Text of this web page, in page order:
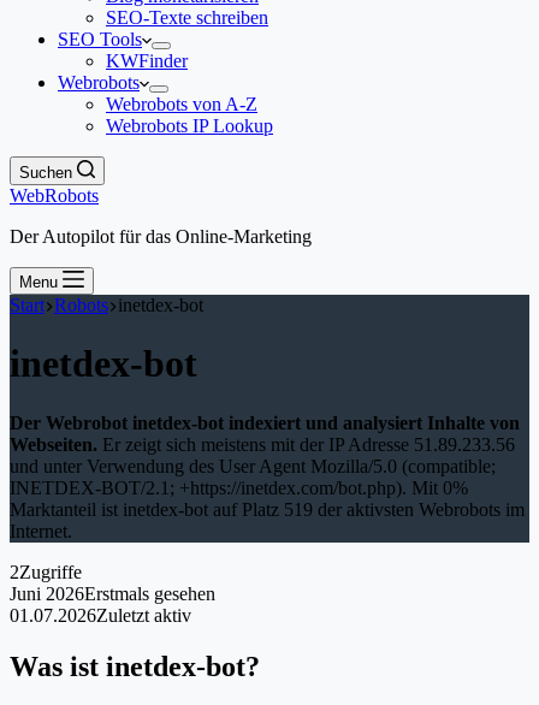
SEO-Texte schreiben
SEO Tools
KWFinder
Webrobots
Webrobots von A-Z
Webrobots IP Lookup
Suchen
WebRobots
Der Autopilot für das Online-Marketing
Menu
Start Robots inetdex-bot
inetdex-bot
Der Webrobot inetdex-bot indexiert und analysiert Inhalte von
Webseiten. Er zeigt sich meistens mit der IP Adresse 51.89.233.56
und unter Verwendung des User Agent Mozilla/5.0 (compatible;
INETDEX-BOT/2.1; +https://inetdex.com/bot.php). Mit 0%
Marktanteil ist inetdex-bot auf Platz 519 der aktivsten Webrobots im
Internet.
2Zugriffe
Juni 2026Erstmals gesehen
01.07.2026Zuletzt aktiv
Was ist inetdex-bot?